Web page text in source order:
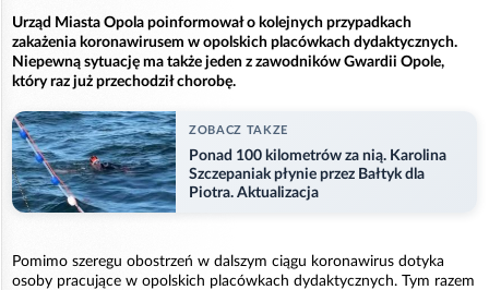
Urząd Miasta Opola poinformował o kolejnych przypadkach
zakażenia koronawirusem w opolskich placówkach dydaktycznych.
Niepewną sytuację ma także jeden z zawodników Gwardii Opole,
który raz już przechodził chorobę.
ZOBACZ TAKZE
Ponad 100 kilometrów za nią. Karolina
Szczepaniak płynie przez Bałtyk dla
Piotra. Aktualizacja
Pomimo szeregu obostrzeń w dalszym ciągu koronawirus dotyka
osoby pracujące w opolskich placówkach dydaktycznych. Tym razem